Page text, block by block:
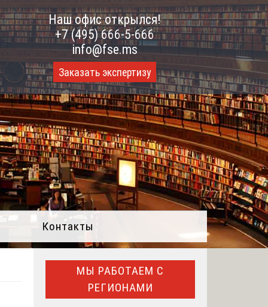
Наш офис открылся!
+7 (495) 666-5-666
info@fse.ms
Заказать экспертизу
Контакты
МЫ РАБОТАЕМ С
РЕГИОНАМИ